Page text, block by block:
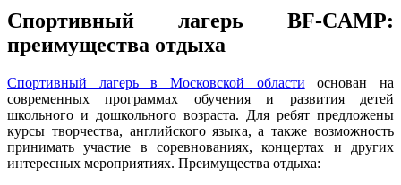
Спортивный лагерь BF-CAMP:
преимущества отдыха
Спортивный лагерь в Московской области основан на
современных программах обучения и развития детей
школьного и дошкольного возраста. Для ребят предложены
курсы творчества, английского языка, а также возможность
принимать участие в соревнованиях, концертах и других
интересных мероприятиях. Преимущества отдыха: